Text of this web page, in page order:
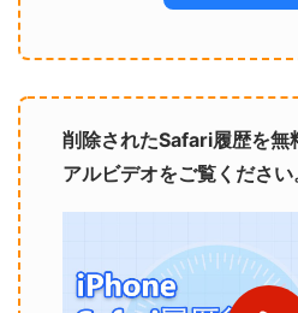
削除されたSafari履歴を無
アルビデオをご覧ください